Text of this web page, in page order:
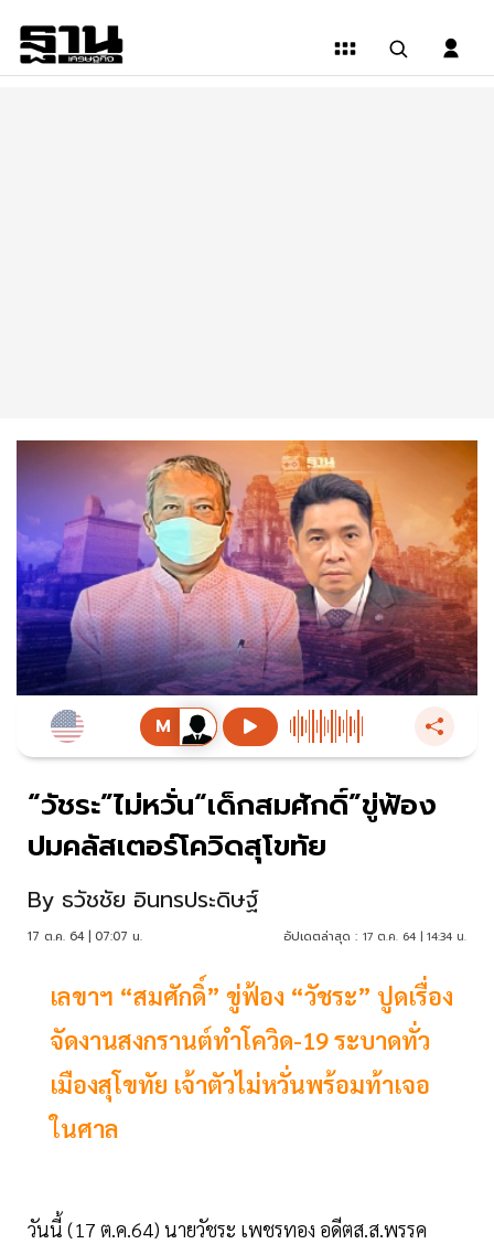
“วัชระ”ไม่หวั่น“เด็กสมศักดิ์”ขู่ฟ้อง
ปมคลัสเตอร์โควิดสุโขทัย
By ธวัชชัย อินทรประดิษฐ์
17 ต.ค. 64 | 07:07 น. อัปเดตล่าสุด : 17 ต.ค. 64 | 14:34 น.
เลขาฯ “สมศักดิ์” ขู่ฟ้อง “วัชระ” ปูดเรื่อง
จัดงานสงกรานต์ทำโควิด-19 ระบาดทั่ว
เมืองสุโขทัย เจ้าตัวไม่หวั่นพร้อมท้าเจอ
ในศาล
วันนี้ (17 ต.ค.64) นายวัชระ เพชรทอง อดีตส.ส.พรรค